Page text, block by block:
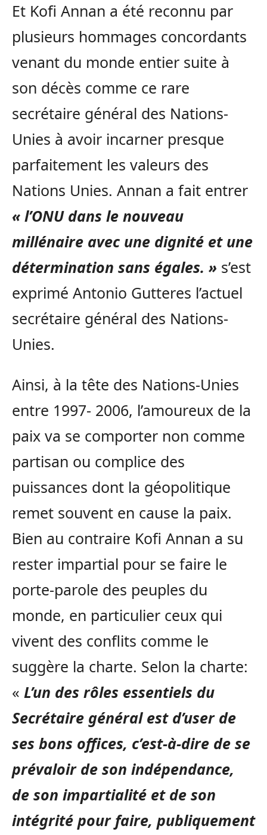
Et Kofi Annan a été reconnu par
plusieurs hommages concordants
venant du monde entier suite à
son décès comme ce rare
secrétaire général des Nations-
Unies à avoir incarner presque
parfaitement les valeurs des
Nations Unies. Annan a fait entrer
« l’ONU dans le nouveau
millénaire avec une dignité et une
détermination sans égales. » s’est
exprimé Antonio Gutteres l’actuel
secrétaire général des Nations-
Unies.
Ainsi, à la tête des Nations-Unies
entre 1997- 2006, l’amoureux de la
paix va se comporter non comme
partisan ou complice des
puissances dont la géopolitique
remet souvent en cause la paix.
Bien au contraire Kofi Annan a su
rester impartial pour se faire le
porte-parole des peuples du
monde, en particulier ceux qui
vivent des conflits comme le
suggère la charte. Selon la charte:
« L’un des rôles essentiels du
Secrétaire général est d’user de
ses bons offices, c’est-à-dire de se
prévaloir de son indépendance,
de son impartialité et de son
intégrité pour faire, publiquement